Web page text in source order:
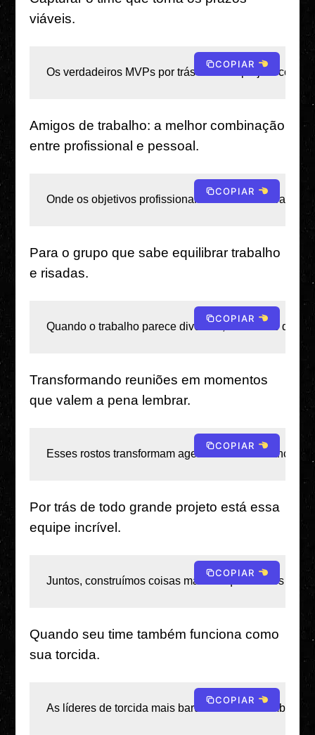
viáveis.
Os verdadeiros MVPs por trás de cada projeto
COPIAR
Amigos de trabalho: a melhor combinação
entre profissional e pessoal.
Onde os objetivos profissionais encontram
COPIAR
Para o grupo que sabe equilibrar trabalho
e risadas.
Quando o trabalho parece divertido, você sabe que
COPIAR
Transformando reuniões em momentos
que valem a pena lembrar.
Esses rostos transformam agendas em lembranças
COPIAR
Por trás de todo grande projeto está essa
equipe incrível.
Juntos, construímos coisas maiores que nossos
COPIAR
Quando seu time também funciona como
sua torcida.
As líderes de torcida mais barulhentas e os ombros
COPIAR